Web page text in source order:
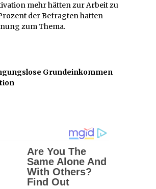
mehr hätten zur Arbeit zu
der Befragten hatten
zum Thema.
Grundeinkommen